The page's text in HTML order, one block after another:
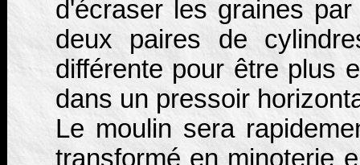
d'écraser les graines
deux paires de
différente pour être plus
dans un pressoir
Le moulin sera
transformé en minoterie